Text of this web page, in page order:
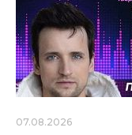
07.08.2026